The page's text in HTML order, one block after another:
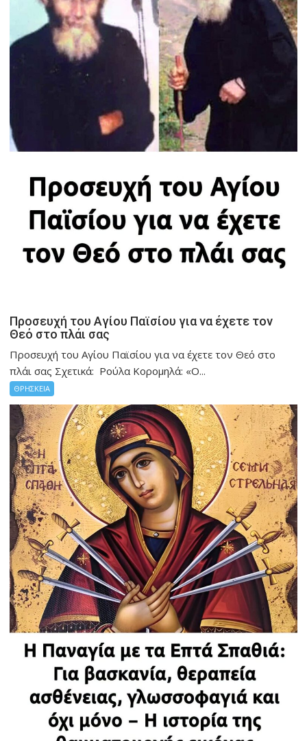
Προσευχή του Αγίου Παϊσίου για να έχετε τον
Θεό στο πλάι σας
Προσευχή του Αγίου Παϊσίου για να έχετε τον Θεό στο
πλάι σας Σχετικά: Ρούλα Κορομηλά: «Ο...
ΘΡΗΣΚΕΙΑ